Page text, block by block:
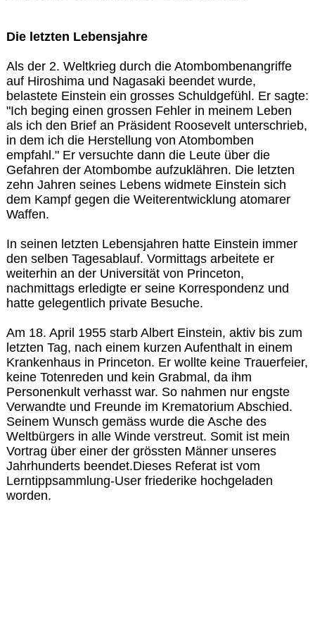
Die letzten Lebensjahre
Als der 2. Weltkrieg durch die Atombombenangriffe
auf Hiroshima und Nagasaki beendet wurde,
belastete Einstein ein grosses Schuldgefühl. Er sagte:
"Ich beging einen grossen Fehler in meinem Leben
als ich den Brief an Präsident Roosevelt unterschrieb,
in dem ich die Herstellung von Atombomben
empfahl." Er versuchte dann die Leute über die
Gefahren der Atombombe aufzuklähren. Die letzten
zehn Jahren seines Lebens widmete Einstein sich
dem Kampf gegen die Weiterentwicklung atomarer
Waffen.
In seinen letzten Lebensjahren hatte Einstein immer
den selben Tagesablauf. Vormittags arbeitete er
weiterhin an der Universität von Princeton,
nachmittags erledigte er seine Korrespondenz und
hatte gelegentlich private Besuche.
Am 18. April 1955 starb Albert Einstein, aktiv bis zum
letzten Tag, nach einem kurzen Aufenthalt in einem
Krankenhaus in Princeton. Er wollte keine Trauerfeier,
keine Totenreden und kein Grabmal, da ihm
Personenkult verhasst war. So nahmen nur engste
Verwandte und Freunde im Krematorium Abschied.
Seinem Wunsch gemäss wurde die Asche des
Weltbürgers in alle Winde verstreut. Somit ist mein
Vortrag über einer der grössten Männer unseres
Jahrhunderts beendet.Dieses Referat ist vom
Lerntippsammlung-User friederike hochgeladen
worden.